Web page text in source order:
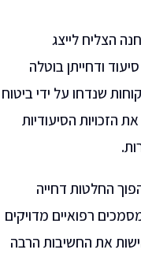
הצליח לייצג
ודחייתן בוטלה
שנדחו על ידי ביטוח
הזכויות הסיעודיות
.
החלטות דחייה
רפואיים מדויקים
את החשיבות הרבה